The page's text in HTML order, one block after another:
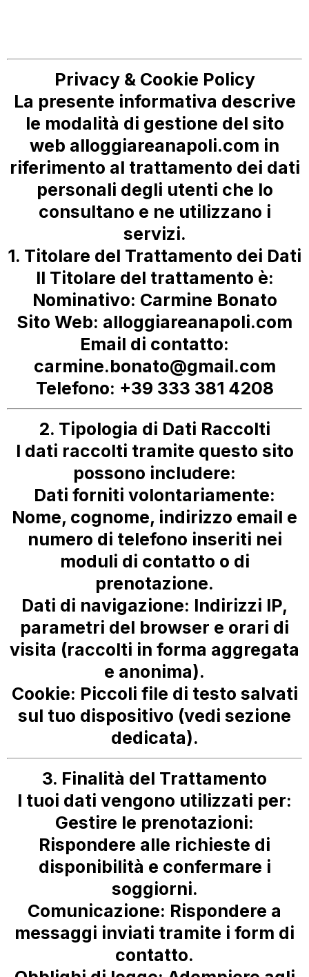
Privacy & Cookie Policy
La presente informativa descrive
le modalità di gestione del sito
web alloggiareanapoli.com in
riferimento al trattamento dei dati
personali degli utenti che lo
consultano e ne utilizzano i
servizi.
1. Titolare del Trattamento dei Dati
Il Titolare del trattamento è:
Nominativo: Carmine Bonato
Sito Web: alloggiareanapoli.com
Email di contatto:
carmine.bonato@gmail.com
Telefono: +39 333 381 4208
2. Tipologia di Dati Raccolti
I dati raccolti tramite questo sito
possono includere:
Dati forniti volontariamente:
Nome, cognome, indirizzo email e
numero di telefono inseriti nei
moduli di contatto o di
prenotazione.
Dati di navigazione: Indirizzi IP,
parametri del browser e orari di
visita (raccolti in forma aggregata
e anonima).
Cookie: Piccoli file di testo salvati
sul tuo dispositivo (vedi sezione
dedicata).
3. Finalità del Trattamento
I tuoi dati vengono utilizzati per:
Gestire le prenotazioni:
Rispondere alle richieste di
disponibilità e confermare i
soggiorni.
Comunicazione: Rispondere a
messaggi inviati tramite i form di
contatto.